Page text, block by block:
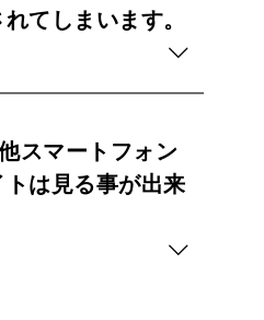
てしまいます。
スマートフォン
は見る事が出来